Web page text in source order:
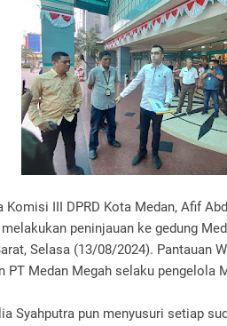
Komisi III DPRD Kota Medan, Afif
peninjauan ke gedung
Selasa (13/08/2024). Pantauan
PT Medan Megah selaku pengelola
Syahputra pun menyusuri setiap